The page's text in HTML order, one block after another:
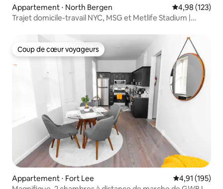
Appartement ⋅ North Bergen Évaluation
4,98 (123)
Trajet domicile-travail NYC, MSG et Metlife Stadium |
Coup de cœur voyageurs
Coup de cœur voyageurs
Appartement ⋅ Fort Lee Évaluation
4,91 (195)